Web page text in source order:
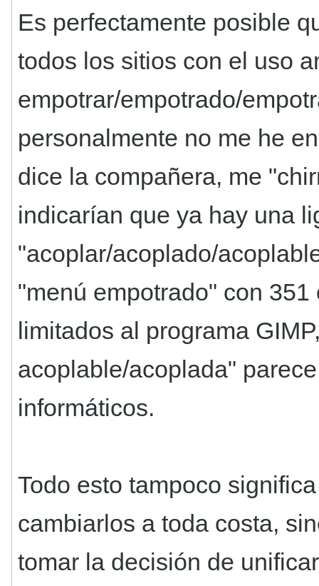
Es perfectamente posible
todos los sitios con el uso
empotrar/empotrado/
personalmente no me he
dice la compañera, me
indicarían que ya hay una
"acoplar/acoplado/
"menú empotrado" con
limitados al programa
acoplable/acoplada"
informáticos.
Todo esto tampoco
cambiarlos a toda costa,
tomar la decisión de